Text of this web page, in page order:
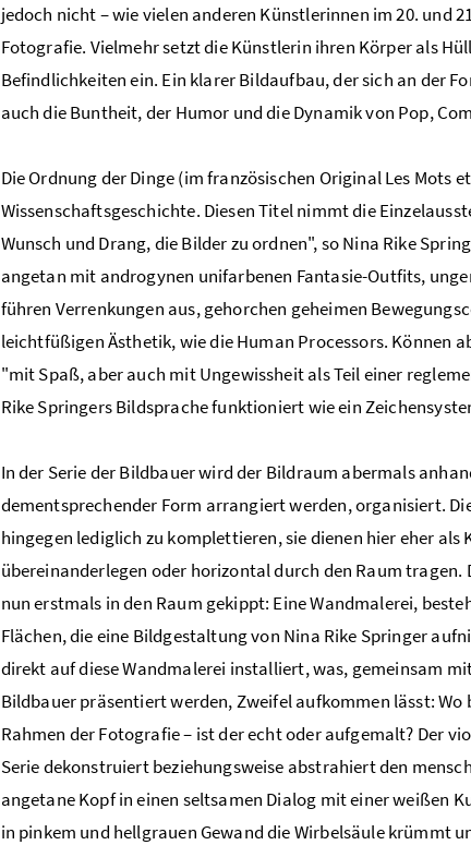
jedoch nicht – wie vielen anderen Künstlerinnen im 20. und
Fotografie. Vielmehr setzt die Künstlerin ihren Körper als
Befindlichkeiten ein. Ein klarer Bildaufbau, der sich an der
auch die Buntheit, der Humor und die Dynamik von Pop,
Die Ordnung der Dinge (im französischen Original Les Mots
Wissenschaftsgeschichte. Diesen Titel nimmt die
Wunsch und Drang, die Bilder zu ordnen", so Nina Rike
angetan mit androgynen unifarbenen Fantasie-Outfits,
führen Verrenkungen aus, gehorchen geheimen
leichtfüßigen Ästhetik, wie die Human Processors. Können
"mit Spaß, aber auch mit Ungewissheit als Teil einer
Rike Springers Bildsprache funktioniert wie ein
In der Serie der Bildbauer wird der Bildraum abermals
dementsprechender Form arrangiert werden, organisiert.
hingegen lediglich zu komplettieren, sie dienen hier eher
übereinanderlegen oder horizontal durch den Raum
nun erstmals in den Raum gekippt: Eine Wandmalerei,
Flächen, die eine Bildgestaltung von Nina Rike Springer
direkt auf diese Wandmalerei installiert, was, gemeinsam
Bildbauer präsentiert werden, Zweifel aufkommen lässt:
Rahmen der Fotografie – ist der echt oder aufgemalt? Der
Serie dekonstruiert beziehungsweise abstrahiert den
angetane Kopf in einen seltsamen Dialog mit einer weißen
in pinkem und hellgrauen Gewand die Wirbelsäule krümmt